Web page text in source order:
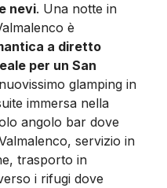
nevi. Una notte in
è
a diretto
per un San
glamping in
immersa nella
angolo bar dove
servizio in
trasporto in
i rifugi dove